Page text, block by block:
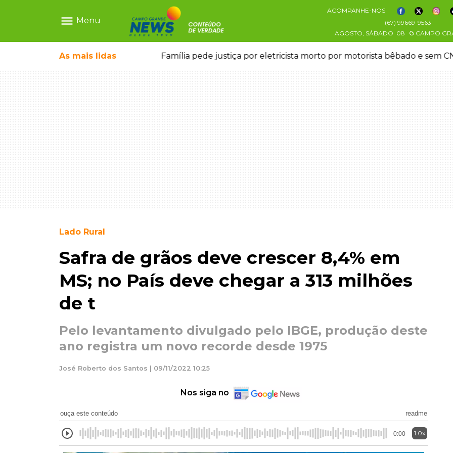
menu Menu
ACOMPANHE-NOS
(67) 99669-9563
AGOSTO, SÁBADO 08 CAMPO
As mais lidas
ligada a laboratório ilegal Família pede justiça por eletricista morto por motorista bêbado e sem
Lado Rural
Safra de grãos deve crescer 8,4% em
MS; no País deve chegar a 313 milhões
de t
Pelo levantamento divulgado pelo IBGE, produção deste
ano registra um novo recorde desde 1975
José Roberto dos Santos | 09/11/2022 10:25
Nos siga no
ouça este conteúdo readme
0:00 1.0x